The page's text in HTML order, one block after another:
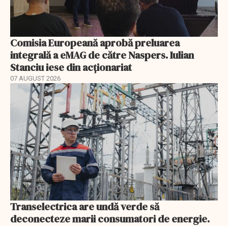
Comisia Europeană aprobă preluarea
integrală a eMAG de către Naspers. Iulian
Stanciu iese din acționariat
07 AUGUST 2026
Transelectrica are undă verde să
deconecteze marii consumatori de energie.